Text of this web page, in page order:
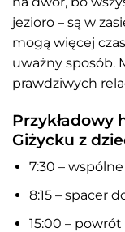
jezioro – są w
mogą więcej
uważny sposób.
prawdziwych
Przykładowy
Giżycku z
7:30 –
8:15 – spacer
15:00 –